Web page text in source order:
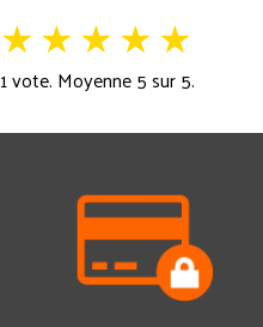
★★★★★
1vote. Moyenne5sur 5.